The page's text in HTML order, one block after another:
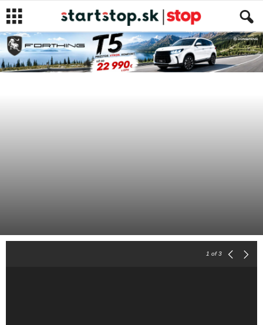
Autor - 15. mája 2018
1 of 3